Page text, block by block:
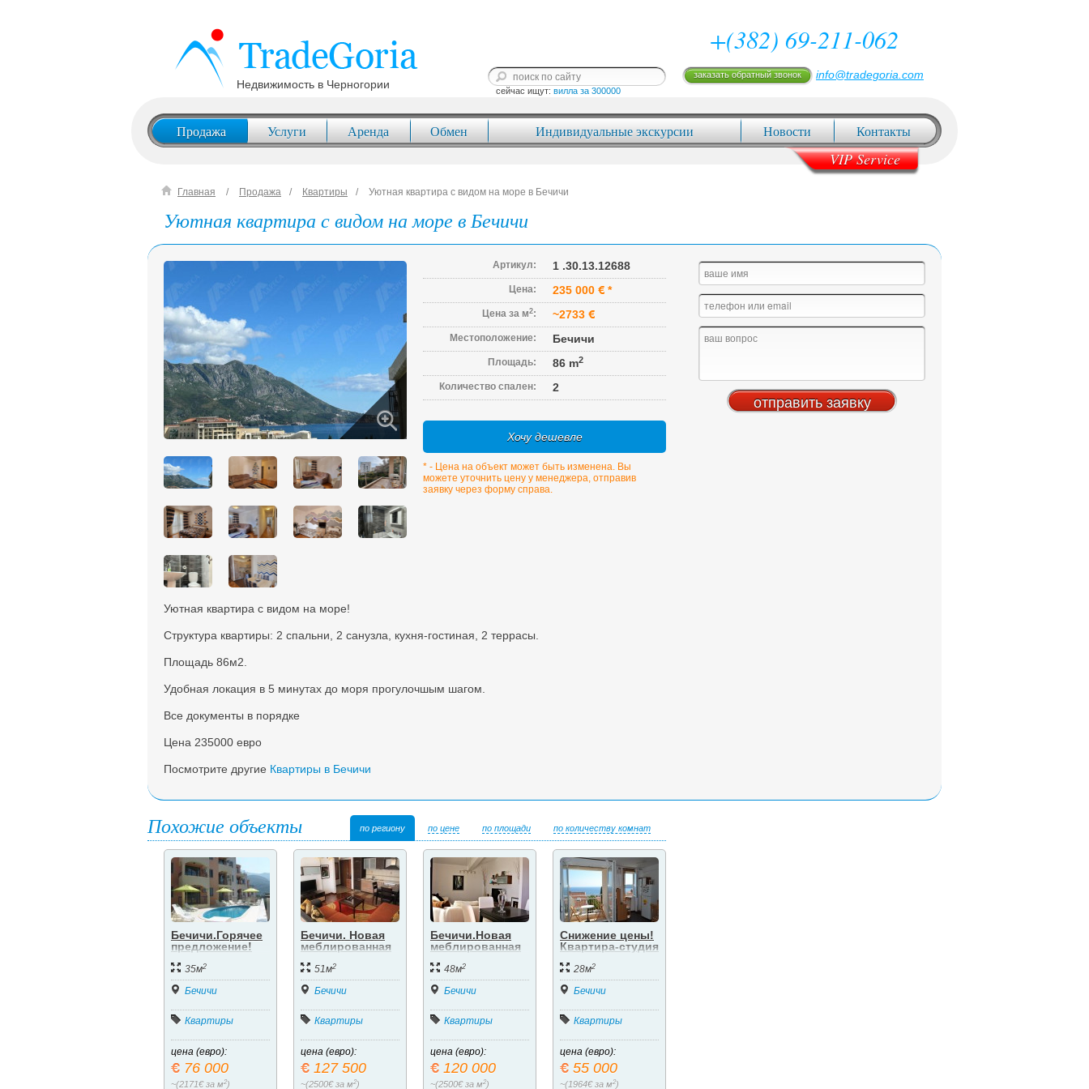
Недвижимость в Черногории
+(382) 69-211-062
сейчас ищут: вилла за 300000
заказать обратный звонок info@tradegoria.com
Продажа Услуги Аренда Обмен Индивидуальные экскурсии Новости Контакты
VIP Service
Главная Продажа Квартиры Уютная квартира с видом на море в Бечичи
Уютная квартира с видом на море в Бечичи
Артикул: 1 .30.13.12688
Цена: 235 000 *
Цена за м2: ~2733
Местоположение: Бечичи
Площадь: 86 m2
Количество спален: 2
Хочу дешевле
* - Цена на объект может быть изменена. Вы
можете уточнить цену у менеджера, отправив
заявку через форму справа.
Уютная квартира с видом на море!
Структура квартиры: 2 спальни, 2 санузла, кухня-гостиная, 2 террасы.
Площадь 86м2.
Удобная локация в 5 минутах до моря прогулочшым шагом.
Все документы в порядке
Цена 235000 евро
Посмотрите другие Квартиры в Бечичи
Похожие объекты по региону по цене по площади по количеству комнат
Бечичи.Горячее
предложение!
туристическом
комплексе
«Бечичи Сансет»
35м2
Бечичи
Квартиры
цена (евро):
76 000
~(2171€ за м2)
Бечичи. Новая
меблированная
51м2
Бечичи
Квартиры
цена (евро):
127 500
~(2500€ за м2)
Бечичи.Новая
меблированная
48м2
Бечичи
Квартиры
цена (евро):
120 000
~(2500€ за м2)
Снижение цены!
Квартира-студия
28м2
Бечичи
Квартиры
цена (евро):
55 000
~(1964€ за м2)